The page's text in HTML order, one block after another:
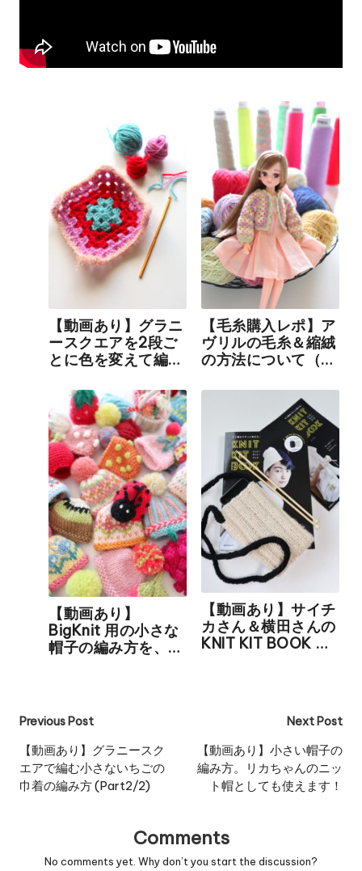
【動画あり】グラニ
ースクエアを2段ご
とに色を変えて編む
【毛糸購入レポ】ア
ヴリルの毛糸＆縮絨
の方法について（動
【動画あり】
BigKnit 用の小さな
帽子の編み方を、は
【動画あり】サイチ
カさん＆横田さんの
KNIT KIT BOOK レ
Post
navigation
Previous Post
【動画あり】グラニースク
エアで編む小さないちごの
巾着の編み方 (Part2/2)
Next Post
【動画あり】小さい帽子の
編み方。リカちゃんのニッ
ト帽としても使えます！
Comments
No comments yet. Why don’t you start the discussion?